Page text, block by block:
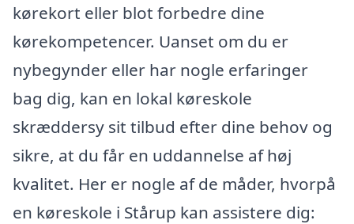
kørekort eller blot forbedre dine
kørekompetencer. Uanset om du er
nybegynder eller har nogle erfaringer
bag dig, kan en lokal køreskole
skræddersy sit tilbud efter dine behov og
sikre, at du får en uddannelse af høj
kvalitet. Her er nogle af de måder, hvorpå
en køreskole i Stårup kan assistere dig: